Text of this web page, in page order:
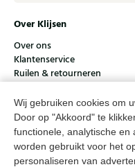
Wij gebruiken cookies om
Door op "Akkoord" te
functionele, analytische en
worden gebruikt voor het
personaliseren van
Over Klijsen
Over ons
Klantenservice
Ruilen & retourneren
Dameswinkel Klijsen
Herenwinkel Klijsen
Klantenservice